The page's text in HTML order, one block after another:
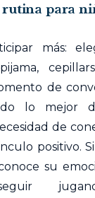
para
más:
de
lo mejor
de
positivo.
su